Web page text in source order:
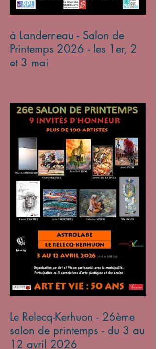
à Landerneau - Salon de
Printemps 2026 - les 1er, 2
et 3 mai
Le Relecq-Kerhuon - 26ème
salon de printemps - du 3 au
12 avril 2026